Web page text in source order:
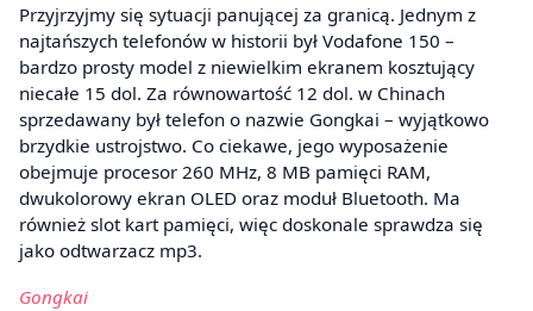
Przyjrzyjmy się sytuacji panującej za granicą. Jednym z
najtańszych telefonów w historii był Vodafone 150 –
bardzo prosty model z niewielkim ekranem kosztujący
niecałe 15 dol. Za równowartość 12 dol. w Chinach
sprzedawany był telefon o nazwie Gongkai – wyjątkowo
brzydkie ustrojstwo. Co ciekawe, jego wyposażenie
obejmuje procesor 260 MHz, 8 MB pamięci RAM,
dwukolorowy ekran OLED oraz moduł Bluetooth. Ma
również slot kart pamięci, więc doskonale sprawdza się
jako odtwarzacz mp3.
Gongkai